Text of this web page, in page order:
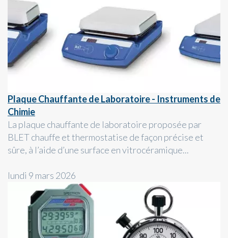
Plaque Chauffante de Laboratoire - Instruments de
Chimie
La plaque chauffante de laboratoire proposée par
BLET chauffe et thermostatise de façon précise et
sûre, à l’aide d’une surface en vitrocéramique...
lundi 9 mars 2026